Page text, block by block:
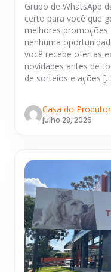
Grupo de WhatsApp
certo para você que
melhores promoções
nenhuma
você recebe ofertas
novidades antes de
de sorteios e ações
Casa do
julho 28, 2026